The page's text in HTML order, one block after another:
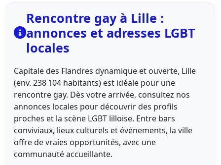
Rencontre gay à Lille :
annonces et adresses LGBT
locales
Capitale des Flandres dynamique et ouverte, Lille
(env. 238 104 habitants) est idéale pour une
rencontre gay. Dès votre arrivée, consultez nos
annonces locales pour découvrir des profils
proches et la scène LGBT lilloise. Entre bars
conviviaux, lieux culturels et événements, la ville
offre de vraies opportunités, avec une
communauté accueillante.